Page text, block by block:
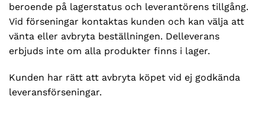
beroende på lagerstatus och leverantörens tillgång.
Vid förseningar kontaktas kunden och kan välja att
vänta eller avbryta beställningen. Delleverans
erbjuds inte om alla produkter finns i lager.
Kunden har rätt att avbryta köpet vid ej godkända
leveransförseningar.